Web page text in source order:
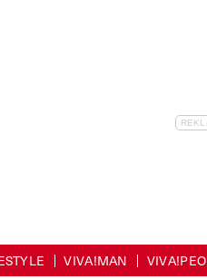
VIVA!MAN